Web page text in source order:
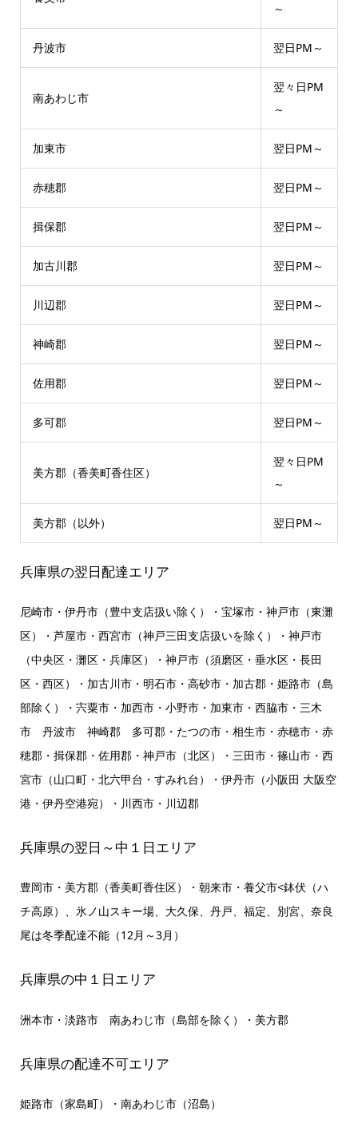
～
丹波市 翌日PM～
南あわじ市
翌々日PM
～
加東市 翌日PM～
赤穂郡 翌日PM～
揖保郡 翌日PM～
加古川郡 翌日PM～
川辺郡 翌日PM～
神崎郡 翌日PM～
佐用郡 翌日PM～
多可郡 翌日PM～
美方郡（香美町香住区）
翌々日PM
～
美方郡（以外） 翌日PM～
兵庫県の翌日配達エリア
尼崎市・伊丹市（豊中支店扱い除く）・宝塚市・神戸市（東灘
区）・芦屋市・西宮市（神戸三田支店扱いを除く）・神戸市
（中央区・灘区・兵庫区）・神戸市（須磨区・垂水区・長田
区・西区）・加古川市・明石市・高砂市・加古郡・姫路市（島
部除く）・宍粟市・加西市・小野市・加東市・西脇市・三木
市 丹波市 神崎郡 多可郡・たつの市・相生市・赤穂市・赤
穂郡・揖保郡・佐用郡・神戸市（北区）・三田市・篠山市・西
宮市（山口町・北六甲台・すみれ台）・伊丹市（小阪田 大阪空
港・伊丹空港宛）・川西市・川辺郡
兵庫県の翌日～中１日エリア
豊岡市・美方郡（香美町香住区）・朝来市・養父市<鉢伏（ハ
チ高原）、氷ノ山スキー場、大久保、丹戸、福定、別宮、奈良
尾は冬季配達不能（12月～3月）
兵庫県の中１日エリア
洲本市・淡路市 南あわじ市（島部を除く）・美方郡
兵庫県の配達不可エリア
姫路市（家島町）・南あわじ市（沼島）